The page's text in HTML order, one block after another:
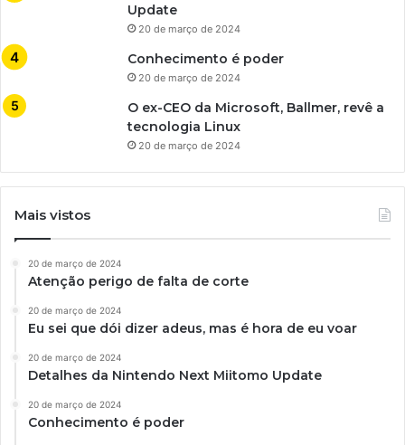
Update
20 de março de 2024
Conhecimento é poder
20 de março de 2024
O ex-CEO da Microsoft, Ballmer, revê a
tecnologia Linux
20 de março de 2024
Mais vistos
20 de março de 2024
Atenção perigo de falta de corte
20 de março de 2024
Eu sei que dói dizer adeus, mas é hora de eu voar
20 de março de 2024
Detalhes da Nintendo Next Miitomo Update
20 de março de 2024
Conhecimento é poder